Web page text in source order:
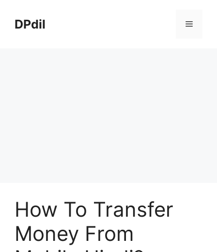
contentDPdil Menu
How To Transfer
Money From